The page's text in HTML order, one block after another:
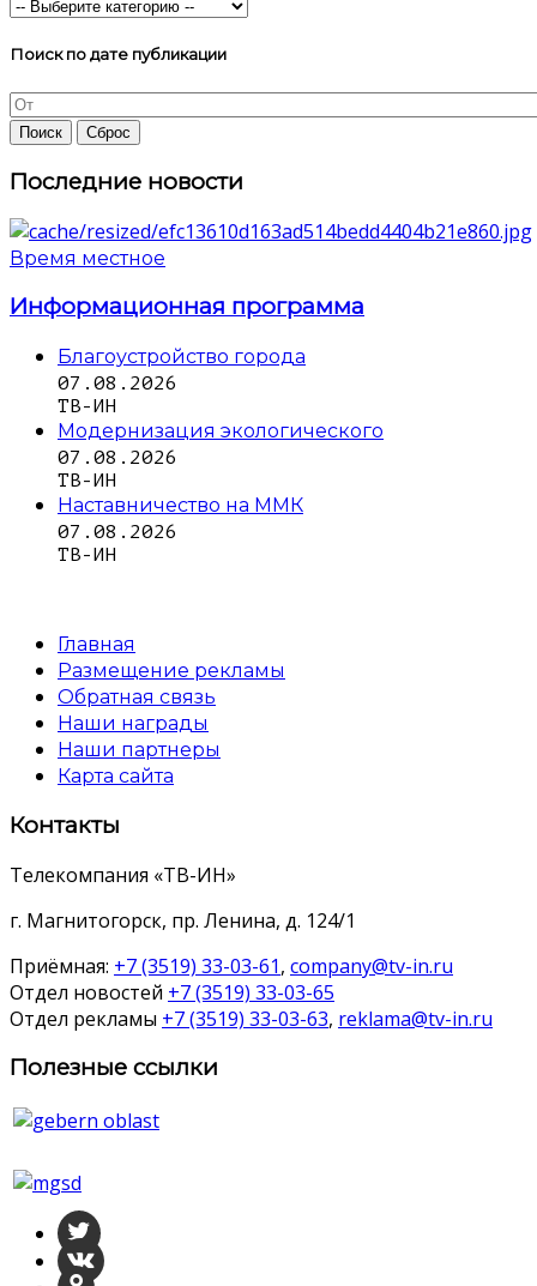
Поиск по дате публикации
Последние новости
Время местное
Информационная программа
Благоустройство города
07.08.2026
ТВ-ИН
Модернизация экологического
07.08.2026
ТВ-ИН
Наставничество на ММК
07.08.2026
ТВ-ИН
Главная
Размещение рекламы
Обратная связь
Наши награды
Наши партнеры
Карта сайта
Контакты
Телекомпания «ТВ-ИН»
г. Магнитогорск, пр. Ленина, д. 124/1
Приёмная: +7 (3519) 33-03-61, company@tv-in.ru
Отдел новостей +7 (3519) 33-03-65
Отдел рекламы +7 (3519) 33-03-63, reklama@tv-in.ru
Полезные ссылки